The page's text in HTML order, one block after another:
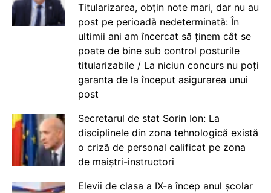
Titularizarea, obțin note mari, dar nu au
post pe perioadă nedeterminată: În
ultimii ani am încercat să ținem cât se
poate de bine sub control posturile
titularizabile / La niciun concurs nu poți
garanta de la început asigurarea unui
post
Secretarul de stat Sorin Ion: La
disciplinele din zona tehnologică există
o criză de personal calificat pe zona
de maiștri-instructori
Elevii de clasa a IX-a încep anul școlar